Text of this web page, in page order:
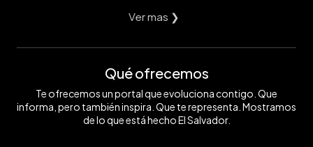
Ver mas ❯
Qué ofrecemos
Te ofrecemos un portal que evoluciona contigo. Que
informa, pero también inspira. Que te representa. Mostramos
de lo que está hecho El Salvador.